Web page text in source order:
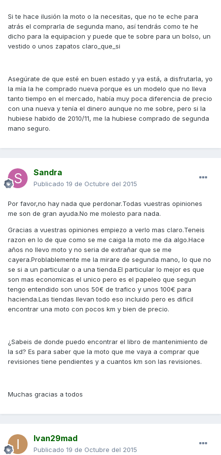
Si te hace ilusión la moto o la necesitas, que no te eche para
atrás el comprarla de segunda mano, así tendrás como te he
dicho para la equipacion y puede que te sobre para un bolso, un
vestido o unos zapatos claro_que_si
Asegúrate de que esté en buen estado y ya está, a disfrutarla, yo
la mía la he comprado nueva porque es un modelo que no lleva
tanto tiempo en el mercado, había muy poca diferencia de precio
con una nueva y tenía el dinero aunque no me sobre, pero si la
hubiese habido de 2010/11, me la hubiese comprado de segunda
mano seguro.
Sandra
Publicado 19 de Octubre del 2015
Por favor,no hay nada que perdonar.Todas vuestras opiniones
me son de gran ayuda.No me molesto para nada.
Gracias a vuestras opiniones empiezo a verlo mas claro.Teneis
razon en lo de que como se me caiga la moto me da algo.Hace
años no llevo moto y no seria de extrañar que se me
cayera.Problablemente me la mirare de segunda mano, lo que no
se si a un particular o a una tienda.El particular lo mejor es que
son mas economicas el unico pero es el papeleo que segun
tengo entendido son unos 50€ de trafico y unos 100€ para
hacienda.Las tiendas llevan todo eso incluido pero es dificil
encontrar una moto con pocos km y bien de precio.
¿Sabeis de donde puedo encontrar el libro de mantenimiento de
la sd? Es para saber que la moto que me vaya a comprar que
revisiones tiene pendientes y a cuantos km son las revisiones.
Muchas gracias a todos
Ivan29mad
Publicado 19 de Octubre del 2015